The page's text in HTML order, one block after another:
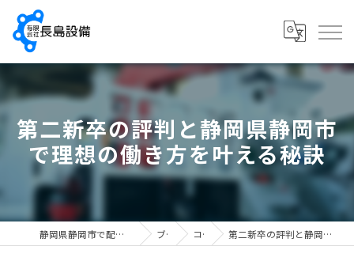
第二新卒の評判と静岡県静岡市
で理想の働き方を叶える秘訣
静岡県静岡市で配管工の求人なら有限会社長島設備 ブログ コラム 第二新卒の評判と静岡県静岡市で理想の働き方を叶える秘訣